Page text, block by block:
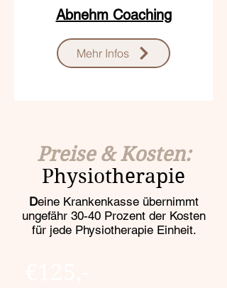
Abnehm Coaching
Mehr Infos
Preise & Kosten:
Physiotherapie
Deine Krankenkasse übernimmt
ungefähr 30-40 Prozent der Kosten
für jede Physiotherapie Einheit.